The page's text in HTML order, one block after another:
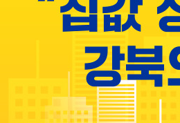
을 주목해야 하는가｜매매 시장이
빌라 공급 절벽, 무너지는 주거의 최후
저조한 빌라 매매가격상승률｜아파
내 아파트와 빌라 시장 비교
치4동 사례 비교｜빌라 시장이 알려주